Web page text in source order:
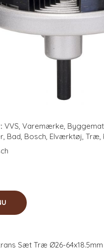
VVS, Varemærke,
, Bad, Bosch, Elværktøj, Træ,
Sæt Træ Ø26-